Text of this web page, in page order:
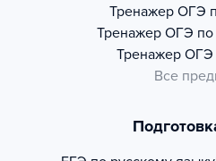
Тренажер ОГЭ
Тренажер ОГЭ по
Тренажер ОГЭ
Все